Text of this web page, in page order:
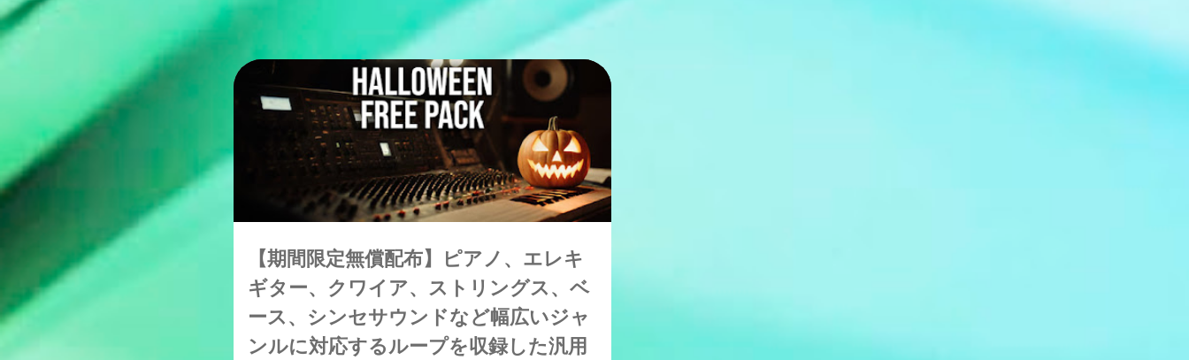
【期間限定無償配布】ピアノ、エレキ
ギター、クワイア、ストリングス、ベ
ース、シンセサウンドなど幅広いジャ
ンルに対応するループを収録した汎用
期間限定無償配布